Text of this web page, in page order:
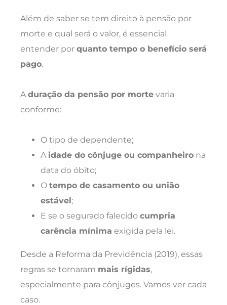
Além de saber se tem direito à pensão por
morte e qual será o valor, é essencial
entender por quanto tempo o benefício será
pago.
A duração da pensão por morte varia
conforme:
O tipo de dependente;
A idade do cônjuge ou companheiro na
data do óbito;
O tempo de casamento ou união
estável;
E se o segurado falecido cumpria
carência mínima exigida pela lei.
Desde a Reforma da Previdência (2019), essas
regras se tornaram mais rígidas,
especialmente para cônjuges. Vamos ver cada
caso.